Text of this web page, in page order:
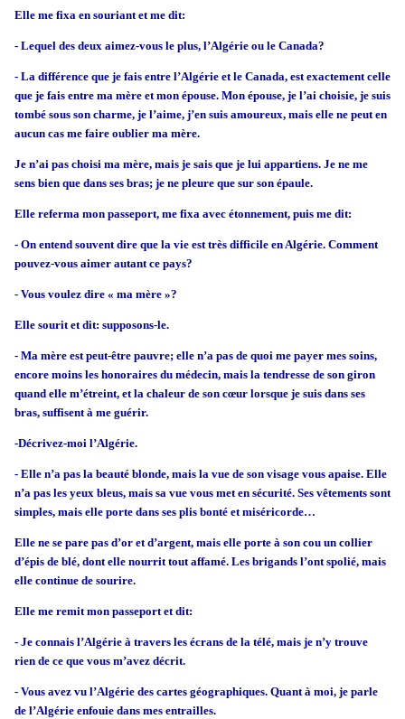
Elle me fixa en souriant et me dit:
- Lequel des deux aimez-vous le plus, l’Algérie ou le Canada?
- La différence que je fais entre l’Algérie et le Canada, est exactement celle
que je fais entre ma mère et mon épouse. Mon épouse, je l’ai choisie, je suis
tombé sous son charme, je l’aime, j’en suis amoureux, mais elle ne peut en
aucun cas me faire oublier ma mère.
Je n’ai pas choisi ma mère, mais je sais que je lui appartiens. Je ne me
sens bien que dans ses bras; je ne pleure que sur son épaule.
Elle referma mon passeport, me fixa avec étonnement, puis me dit:
- On entend souvent dire que la vie est très difficile en Algérie. Comment
pouvez-vous aimer autant ce pays?
- Vous voulez dire « ma mère »?
Elle sourit et dit: supposons-le.
- Ma mère est peut-être pauvre; elle n’a pas de quoi me payer mes soins,
encore moins les honoraires du médecin, mais la tendresse de son giron
quand elle m’étreint, et la chaleur de son cœur lorsque je suis dans ses
bras, suffisent à me guérir.
-Décrivez-moi l’Algérie.
- Elle n’a pas la beauté blonde, mais la vue de son visage vous apaise. Elle
n’a pas les yeux bleus, mais sa vue vous met en sécurité. Ses vêtements sont
simples, mais elle porte dans ses plis bonté et miséricorde…
Elle ne se pare pas d’or et d’argent, mais elle porte à son cou un collier
d’épis de blé, dont elle nourrit tout affamé. Les brigands l’ont spolié, mais
elle continue de sourire.
Elle me remit mon passeport et dit:
- Je connais l’Algérie à travers les écrans de la télé, mais je n’y trouve
rien de ce que vous m’avez décrit.
- Vous avez vu l’Algérie des cartes géographiques. Quant à moi, je parle
de l’Algérie enfouie dans mes entrailles.